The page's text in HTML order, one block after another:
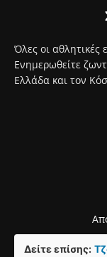
Όλες οι αθλητικές
Ενημερωθείτε
Ελλάδα και τον
Δείτε επίσης: